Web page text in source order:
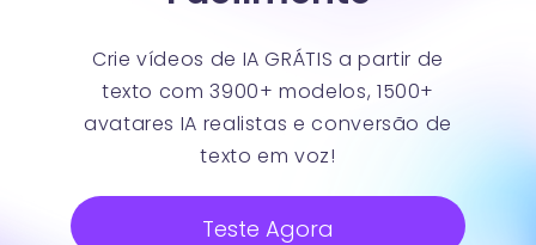
Crie vídeos de IA GRÁTIS a partir de
texto com 3900+ modelos, 1500+
avatares IA realistas e conversão de
texto em voz!
Teste Agora